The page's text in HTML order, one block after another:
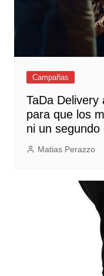
Campañas
TaDa Delivery
para que los
ni un segundo
Matias Perazzo